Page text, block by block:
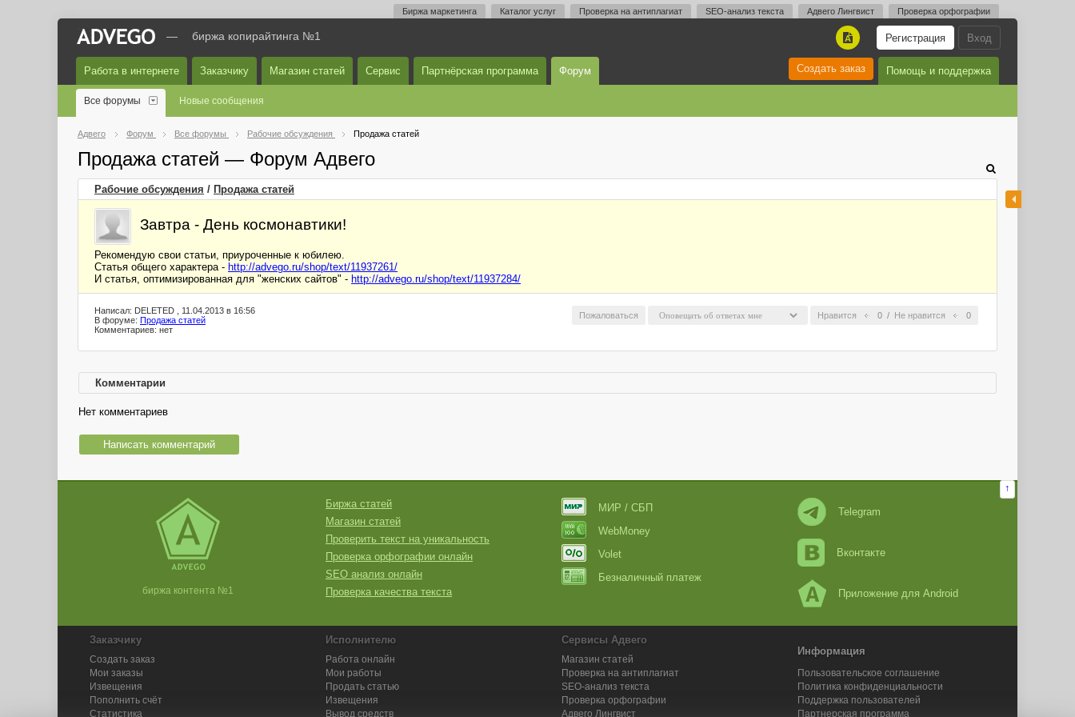
Биржа маркетинга Каталог услуг Проверка на антиплагиат SEO-анализ текста Адвего Лингвист Проверка орфографии
Вход
Регистрация
A
— биржа копирайтинга №1
Работа в интернете Заказчику Магазин статей Сервис Партнёрская программа Форум Помощь и поддержка
Создать заказ
Все форумы Новые сообщения
Адвего Форум Все форумы Рабочие обсуждения Продажа статей
Продажа статей — Форум Адвего
Рабочие обсуждения / Продажа статей
Завтра - День космонавтики!
Рекомендую свои статьи, приуроченные к юбилею.
Статья общего характера - http://advego.ru/shop/text/11937261/
И статья, оптимизированная для "женских сайтов" - http://advego.ru/shop/text/11937284/
Нравится 0 / Не нравится 0
Пожаловаться
Написал: DELETED , 11.04.2013 в 16:56
В форуме: Продажа статей
Комментариев: нет
Комментарии
Нет комментариев
Написать комментарий
↑
биржа контента №1
Биржа статей
Магазин статей
Проверить текст на уникальность
Проверка орфографии онлайн
SEO анализ онлайн
Проверка качества текста
МИР / СБП
WebMoney
Volet
Безналичный платеж
Telegram
Вконтакте
Приложение для Android
Заказчику
Создать заказ
Мои заказы
Извещения
Пополнить счёт
Статистика
Исполнителю
Работа онлайн
Мои работы
Продать статью
Извещения
Вывод средств
Сервисы Адвего
Магазин статей
Проверка на антиплагиат
SEO-анализ текста
Проверка орфографии
Адвего Лингвист
Информация
Пользовательское соглашение
Политика конфиденциальности
Поддержка пользователей
Партнерская программа